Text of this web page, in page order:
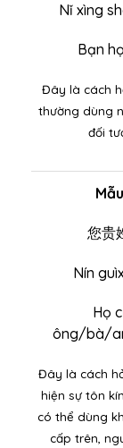
Nǐ xìng
Bạn
Đây là cách
thường dùng
đối
您贵
Nín
Họ
ông/bà/
Đây là cách
hiện sự tôn
có thể dùng
cấp trên,